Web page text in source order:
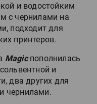
и водостойким
с чернилами на
подходит для
принтеров.
Magicпополнилась
и
два других для
чернилами.